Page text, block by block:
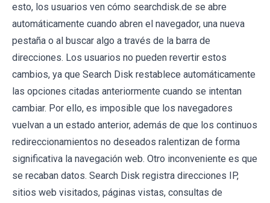
esto, los usuarios ven cómo searchdisk.de se abre
automáticamente cuando abren el navegador, una nueva
pestaña o al buscar algo a través de la barra de
direcciones. Los usuarios no pueden revertir estos
cambios, ya que Search Disk restablece automáticamente
las opciones citadas anteriormente cuando se intentan
cambiar. Por ello, es imposible que los navegadores
vuelvan a un estado anterior, además de que los continuos
redireccionamientos no deseados ralentizan de forma
significativa la navegación web. Otro inconveniente es que
se recaban datos. Search Disk registra direcciones IP,
sitios web visitados, páginas vistas, consultas de